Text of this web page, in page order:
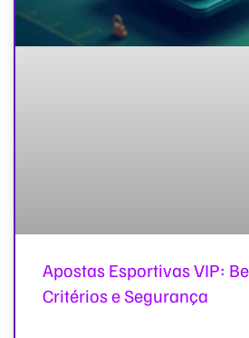
Apostas Esportivas VIP:
Critérios e Segurança